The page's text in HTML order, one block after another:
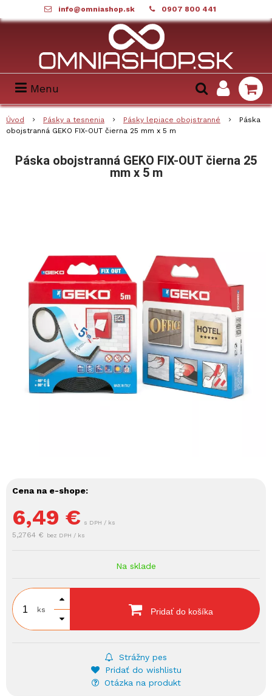
info@omniashop.sk 0907 800 441
Menu
Úvod Pásky a tesnenia Pásky lepiace obojstranné
Páska
obojstranná GEKO FIX-OUT čierna 25 mm x 5 m
Páska obojstranná GEKO FIX-OUT čierna 25
mm x 5 m
Cena na e-shope:
6,49 € s DPH / ks
5,2764 € bez DPH / ks
Na sklade
ks Pridať do košíka
Strážny pes
Pridať do wishlistu
Otázka na produkt